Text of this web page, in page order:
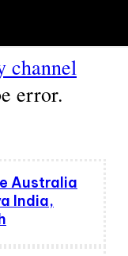
channel
error.
Australia
India,